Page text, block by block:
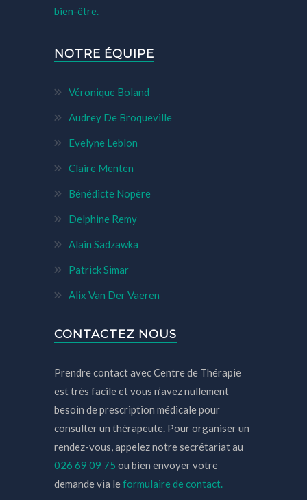
bien-être.
NOTRE ÉQUIPE
Véronique Boland
Audrey De Broqueville
Evelyne Leblon
Claire Menten
Bénédicte Nopère
Delphine Remy
Alain Sadzawka
Patrick Simar
Alix Van Der Vaeren
CONTACTEZ NOUS
Prendre contact avec Centre de Thérapie
est très facile et vous n’avez nullement
besoin de prescription médicale pour
consulter un thérapeute. Pour organiser un
rendez-vous, appelez notre secrétariat au
026 69 09 75 ou bien envoyer votre
demande via leformulaire de contact.